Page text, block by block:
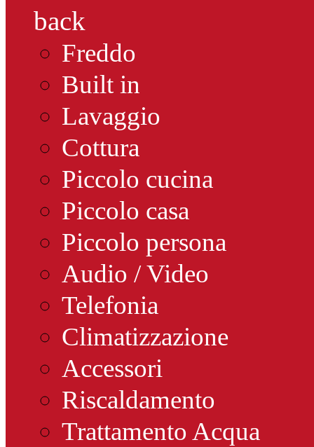
back
Freddo
Built in
Lavaggio
Cottura
Piccolo cucina
Piccolo casa
Piccolo persona
Audio / Video
Telefonia
Climatizzazione
Accessori
Riscaldamento
Trattamento Acqua